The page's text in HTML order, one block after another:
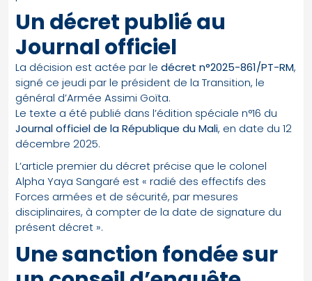
Un décret publié au
Journal officiel
La décision est actée par le décret n°2025-861/PT-RM,
signé ce jeudi par le président de la Transition, le
général d’Armée Assimi Goïta.
Le texte a été publié dans l’édition spéciale n°16 du
Journal officiel de la République du Mali, en date du 12
décembre 2025.
L’article premier du décret précise que le colonel
Alpha Yaya Sangaré est « radié des effectifs des
Forces armées et de sécurité, par mesures
disciplinaires, à compter de la date de signature du
présent décret ».
Une sanction fondée sur